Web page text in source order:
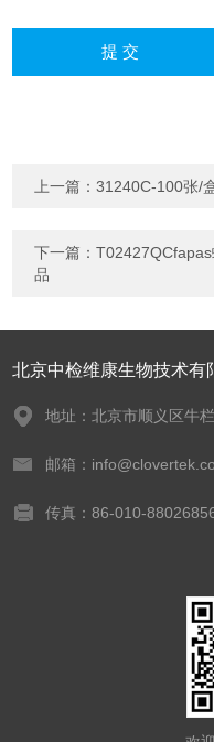
上一篇：31240C-100张/
下一篇：
品
北京中检维康生物技术有
地址：北京市顺义区牛
邮箱：
传真：86-010-